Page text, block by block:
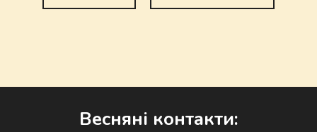
Весняні контакти: